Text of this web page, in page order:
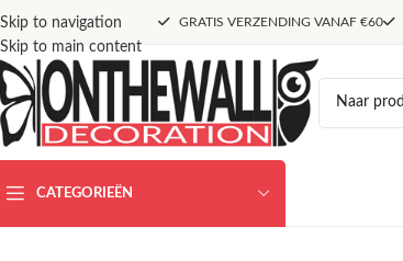
Skip to navigation
Skip to main content
GRATIS VERZENDING VANAF €60
CATEGORIEËN